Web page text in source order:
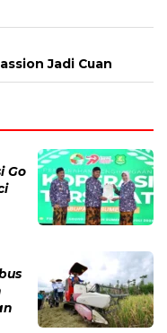
Jadi Cuan
Go